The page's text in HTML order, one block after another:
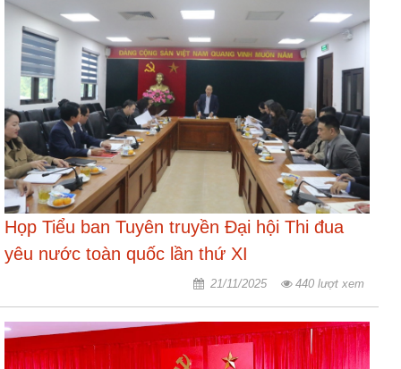
Họp Tiểu ban Tuyên truyền Đại hội Thi đua
yêu nước toàn quốc lần thứ XI
21/11/2025 440 lượt xem